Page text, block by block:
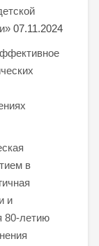
07.11.2024
в
и
80-летию